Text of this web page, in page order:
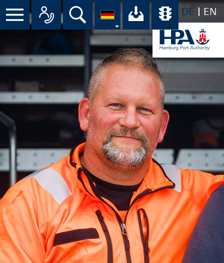
DE EN
Menü Alle Ansprechpartner im
Suche Ihr Download-